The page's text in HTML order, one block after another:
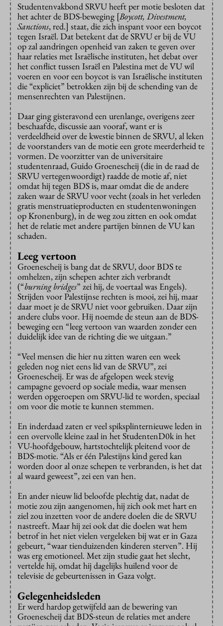
Studentenvakbond SRVU heeft per motie besloten dat
het achter de BDS-beweging [Boycott, Divestment,
Sanctions, red.] staat, die zich inspant voor een boycot
tegen Israël. Dat betekent dat de SRVU er bij de VU
op zal aandringen openheid van zaken te geven over
haar relaties met Israëlische instituten, het debat over
het conflict tussen Israël en Palestina met de VU wil
voeren en voor een boycot is van Israëlische instituten
die “expliciet” betrokken zijn bij de schending van de
mensenrechten van Palestijnen.
Daar ging gisteravond een urenlange, overigens zeer
beschaafde, discussie aan vooraf, want er is
verdeeldheid over de kwestie binnen de SRVU, al leken
de voorstanders van de motie een grote meerderheid te
vormen. De voorzitter van de universitaire
studentenraad, Guido Groenescheij (die in de raad de
SRVU vertegenwoordigt) raadde de motie af, niet
omdat hij tegen BDS is, maar omdat die de andere
zaken waar de SRVU voor vecht (zoals in het verleden
gratis menstruatieproducten en studentenwoningen
op Kronenburg), in de weg zou zitten en ook omdat
het de relatie met andere partijen binnen de VU kan
schaden.
Leeg vertoon
Groenescheij is bang dat de SRVU, door BDS te
omhelzen, zijn schepen achter zich verbrandt
(“burning bridges” zei hij, de voertaal was Engels).
Strijden voor Palestijnse rechten is mooi, zei hij, maar
daar moet je de SRVU niet voor gebruiken. Daar zijn
andere clubs voor. Hij noemde de steun aan de BDS-
beweging een “leeg vertoon van waarden zonder een
duidelijk idee van de richting die we uitgaan.”
“Veel mensen die hier nu zitten waren een week
geleden nog niet eens lid van de SRVU”, zei
Groenescheij. Er was de afgelopen week stevig
campagne gevoerd op sociale media, waar mensen
werden opgeroepen om SRVU-lid te worden, speciaal
om voor die motie te kunnen stemmen.
En inderdaad zaten er veel spiksplinternieuwe leden in
een overvolle kleine zaal in het StudentenD0k in het
VU-hoofdgebouw, hartstochtelijk pleitend voor de
BDS-motie. “Als er één Palestijns kind gered kan
worden door al onze schepen te verbranden, is het dat
al waard geweest”, zei een van hen.
En ander nieuw lid beloofde plechtig dat, nadat de
motie zou zijn aangenomen, hij zich ook met hart en
ziel zou inzetten voor de andere doelen die de SRVU
nastreeft. Maar hij zei ook dat die doelen wat hem
betrof in het niet vielen vergeleken bij wat er in Gaza
gebeurt, “waar tienduizenden kinderen sterven”. Hij
was erg emotioneel. Met zijn studie gaat het slecht,
vertelde hij, omdat hij dagelijks huilend voor de
televisie de gebeurtenissen in Gaza volgt.
Gelegenheidsleden
Er werd hardop getwijfeld aan de bewering van
Groenescheij dat BDS-steun de relaties met andere